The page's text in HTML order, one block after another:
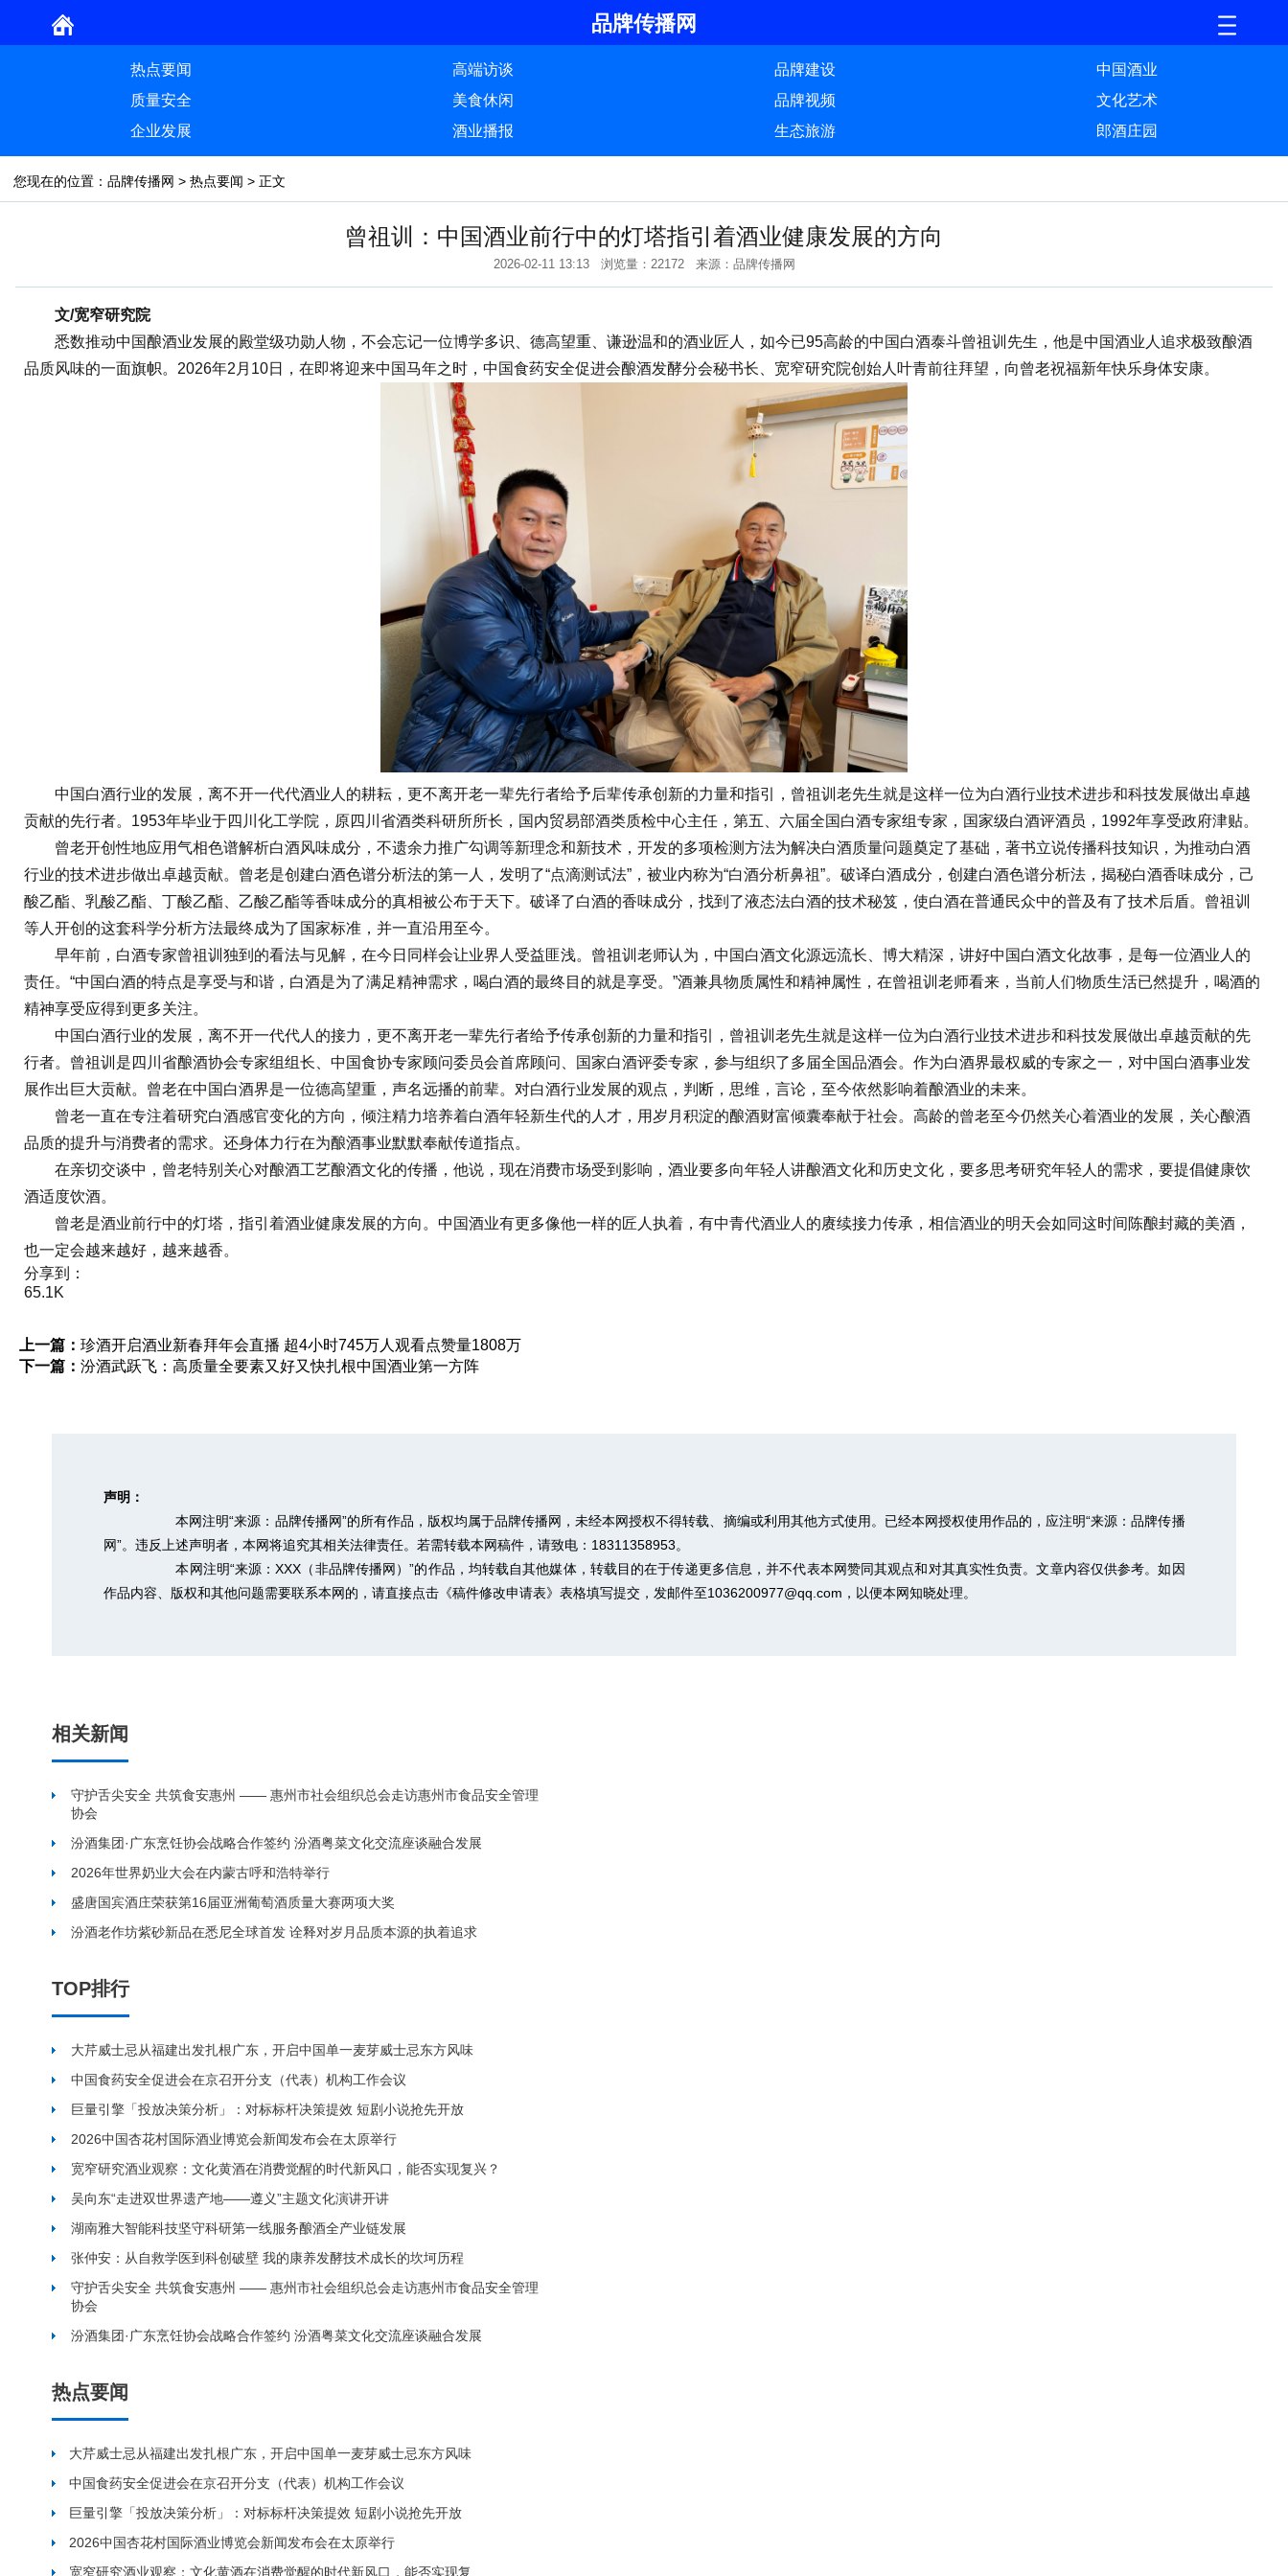
品牌传播网
热点要闻 高端访谈 品牌建设
中国酒业
质量安全
美食休闲 品牌视频
文化艺术
企业发展
酒业播报 生态旅游 郎酒庄园
您现在的位置： 品牌传播网 > 热点要闻 > 正文
曾祖训：中国酒业前行中的灯塔指引着酒业健康发展的方向
2026-02-11 13:13 浏览量：22172 来源：品牌传播网
文/宽窄研究院
悉数推动中国酿酒业发展的殿堂级功勋人物，不会忘记一位博学多识、德高望重、谦逊温和的酒业匠人，如今已95高龄的中国白酒泰斗曾祖训先生，他是中国酒业人追求极致酿酒
品质风味的一面旗帜。2026年2月10日，在即将迎来中国马年之时，中国食药安全促进会酿酒发酵分会秘书长、宽窄研究院创始人叶青前往拜望，向曾老祝福新年快乐身体安康。
中国白酒行业的发展，离不开一代代酒业人的耕耘，更不离开老一辈先行者给予后辈传承创新的力量和指引，曾祖训老先生就是这样一位为白酒行业技术进步和科技发展做出卓越
贡献的先行者。1953年毕业于四川化工学院，原四川省酒类科研所所长，国内贸易部酒类质检中心主任，第五、六届全国白酒专家组专家，国家级白酒评酒员，1992年享受政府津贴。
曾老开创性地应用气相色谱解析白酒风味成分，不遗余力推广勾调等新理念和新技术，开发的多项检测方法为解决白酒质量问题奠定了基础，著书立说传播科技知识，为推动白酒
行业的技术进步做出卓越贡献。曾老是创建白酒色谱分析法的第一人，发明了“点滴测试法”，被业内称为“白酒分析鼻祖”。破译白酒成分，创建白酒色谱分析法，揭秘白酒香味成分，己
酸乙酯、乳酸乙酯、丁酸乙酯、乙酸乙酯等香味成分的真相被公布于天下。破译了白酒的香味成分，找到了液态法白酒的技术秘笈，使白酒在普通民众中的普及有了技术后盾。曾祖训
等人开创的这套科学分析方法最终成为了国家标准，并一直沿用至今。
早年前，白酒专家曾祖训独到的看法与见解，在今日同样会让业界人受益匪浅。曾祖训老师认为，中国白酒文化源远流长、博大精深，讲好中国白酒文化故事，是每一位酒业人的
责任。“中国白酒的特点是享受与和谐，白酒是为了满足精神需求，喝白酒的最终目的就是享受。”酒兼具物质属性和精神属性，在曾祖训老师看来，当前人们物质生活已然提升，喝酒的
精神享受应得到更多关注。
中国白酒行业的发展，离不开一代代人的接力，更不离开老一辈先行者给予传承创新的力量和指引，曾祖训老先生就是这样一位为白酒行业技术进步和科技发展做出卓越贡献的先
行者。曾祖训是四川省酿酒协会专家组组长、中国食协专家顾问委员会首席顾问、国家白酒评委专家，参与组织了多届全国品酒会。作为白酒界最权威的专家之一，对中国白酒事业发
展作出巨大贡献。曾老在中国白酒界是一位德高望重，声名远播的前辈。对白酒行业发展的观点，判断，思维，言论，至今依然影响着酿酒业的未来。
曾老一直在专注着研究白酒感官变化的方向，倾注精力培养着白酒年轻新生代的人才，用岁月积淀的酿酒财富倾囊奉献于社会。高龄的曾老至今仍然关心着酒业的发展，关心酿酒
品质的提升与消费者的需求。还身体力行在为酿酒事业默默奉献传道指点。
在亲切交谈中，曾老特别关心对酿酒工艺酿酒文化的传播，他说，现在消费市场受到影响，酒业要多向年轻人讲酿酒文化和历史文化，要多思考研究年轻人的需求，要提倡健康饮
酒适度饮酒。
曾老是酒业前行中的灯塔，指引着酒业健康发展的方向。中国酒业有更多像他一样的匠人执着，有中青代酒业人的赓续接力传承，相信酒业的明天会如同这时间陈酿封藏的美酒，
也一定会越来越好，越来越香。
分享到：
65.1K
上一篇： 珍酒开启酒业新春拜年会直播 超4小时745万人观看点赞量1808万
下一篇： 汾酒武跃飞：高质量全要素又好又快扎根中国酒业第一方阵
声明：
本网注明“来源：品牌传播网”的所有作品，版权均属于品牌传播网，未经本网授权不得转载、摘编或利用其他方式使用。已经本网授权使用作品的，应注明“来源：品牌传播
网”。违反上述声明者，本网将追究其相关法律责任。若需转载本网稿件，请致电：18311358953。
本网注明“来源：XXX（非品牌传播网）”的作品，均转载自其他媒体，转载目的在于传递更多信息，并不代表本网赞同其观点和对其真实性负责。文章内容仅供参考。如因
作品内容、版权和其他问题需要联系本网的，请直接点击《稿件修改申请表》 表格填写提交，发邮件至1036200977@qq.com，以便本网知晓处理。
相关新闻
守护舌尖安全 共筑食安惠州 —— 惠州市社会组织总会走访惠州市食品安全管理
协会
汾酒集团·广东烹饪协会战略合作签约 汾酒粤菜文化交流座谈融合发展
2026年世界奶业大会在内蒙古呼和浩特举行
盛唐国宾酒庄荣获第16届亚洲葡萄酒质量大赛两项大奖
汾酒老作坊紫砂新品在悉尼全球首发 诠释对岁月品质本源的执着追求
TOP排行
大芹威士忌从福建出发扎根广东，开启中国单一麦芽威士忌东方风味
中国食药安全促进会在京召开分支（代表）机构工作会议
巨量引擎「投放决策分析」：对标标杆决策提效 短剧小说抢先开放
2026中国杏花村国际酒业博览会新闻发布会在太原举行
宽窄研究酒业观察：文化黄酒在消费觉醒的时代新风口，能否实现复兴？
吴向东“走进双世界遗产地——遵义”主题文化演讲开讲
湖南雅大智能科技坚守科研第一线服务酿酒全产业链发展
张仲安：从自救学医到科创破壁 我的康养发酵技术成长的坎坷历程
守护舌尖安全 共筑食安惠州 —— 惠州市社会组织总会走访惠州市食品安全管理
协会
汾酒集团·广东烹饪协会战略合作签约 汾酒粤菜文化交流座谈融合发展
热点要闻
大芹威士忌从福建出发扎根广东，开启中国单一麦芽威士忌东方风味
中国食药安全促进会在京召开分支（代表）机构工作会议
巨量引擎「投放决策分析」：对标标杆决策提效 短剧小说抢先开放
2026中国杏花村国际酒业博览会新闻发布会在太原举行
宽窄研究酒业观察：文化黄酒在消费觉醒的时代新风口，能否实现复